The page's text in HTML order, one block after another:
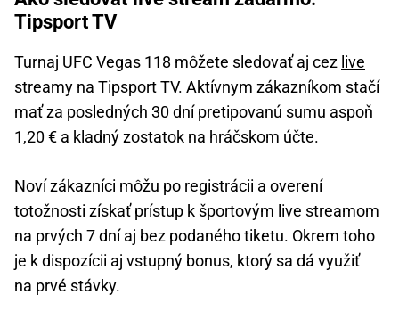
Tipsport TV
Turnaj UFC Vegas 118 môžete sledovať aj cez live
streamy na Tipsport TV. Aktívnym zákazníkom stačí
mať za posledných 30 dní pretipovanú sumu aspoň
1,20 € a kladný zostatok na hráčskom účte.
Noví zákazníci môžu po registrácii a overení
totožnosti získať prístup k športovým live streamom
na prvých 7 dní aj bez podaného tiketu. Okrem toho
je k dispozícii aj vstupný bonus, ktorý sa dá využiť
na prvé stávky.